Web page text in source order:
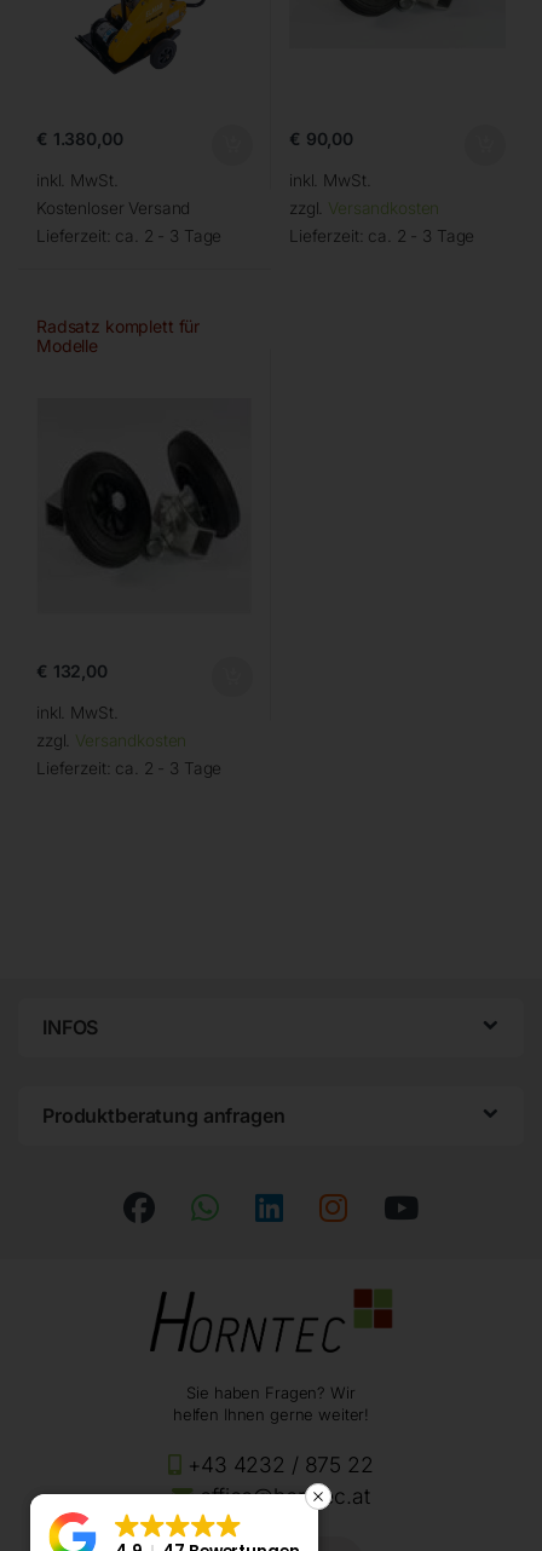
€ 1.380,00
inkl. MwSt.
Kostenloser Versand
Lieferzeit: ca. 2 - 3 Tage
€ 90,00
inkl. MwSt.
zzgl. Versandkosten
Lieferzeit: ca. 2 - 3 Tage
Radsatz komplett für
Modelle
€ 132,00
inkl. MwSt.
zzgl. Versandkosten
Lieferzeit: ca. 2 - 3 Tage
INFOS
Produktberatung anfragen
Sie haben Fragen? Wir
helfen Ihnen gerne weiter!
+43 4232 / 875 22
office@horntec.at